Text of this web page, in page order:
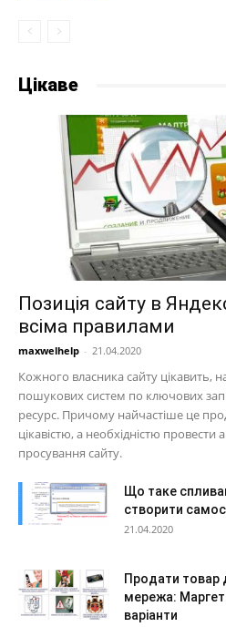
Цікаве
Позиція сайту в
всіма правилами
maxwelhelp - 21.04.2020
Кожного власника сайту цікавить,
пошукових систем по ключових
ресурс. Причому найчастіше це
цікавістю, а необхідністю провести
просування сайту.
Що таке
створити
21.04.2020
Продати товар
мережа: Маргет
варіанти